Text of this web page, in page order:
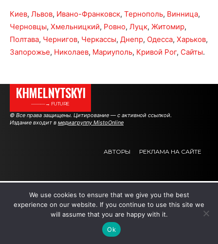
Киев, Львов, Ивано-Франковск, Тернополь, Винница,
Черновцы, Хмельницкий, Ровно, Луцк, Житомир,
Полтава, Чернигов, Черкассы, Днепр, Одесса, Харьков,
Запорожье, Николаев, Мариуполь, Кривой Рог, Сайты.
KHMELNYTSKYI
———→ FUTURE
© Все права защищены. Цитирование — с активной ссылкой.
Издание входит в медиагруппу MistoOnline
АВТОРЫ РЕКЛАМА НА САЙТЕ
We use cookies to ensure that we give you the best
experience on our website. If you continue to use this site we
will assume that you are happy with it.
Ok